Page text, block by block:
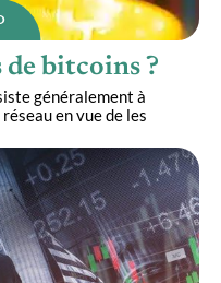
bitcoins ?
généralement à
en vue de les